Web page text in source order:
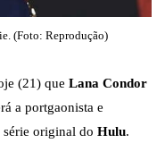
(Foto: Reprodução)
(21) que Lana Condor
a portgaonista e
série original do Hulu.